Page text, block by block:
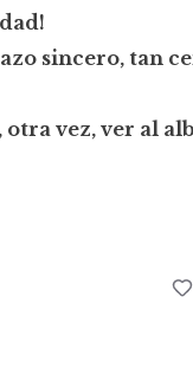
sincero, tan
vez, ver al